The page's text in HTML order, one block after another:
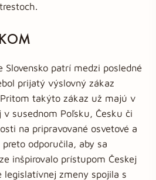
Slovensko patrí medzi posledné
prijatý výslovný zákaz
takýto zákaz už majú v
susednom Poľsku, Česku či
na pripravované osvetové a
odporučila, aby sa
inšpirovalo prístupom Českej
zmeny spojila s